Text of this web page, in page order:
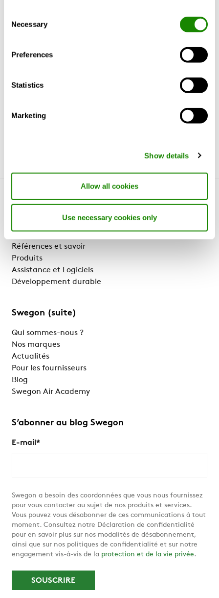
Selection
Necessary
Preferences
Statistics
Marketing
Show details
Allow all cookies
Use necessary cookies only
Puissance de refroidissement Pk(W/m)
FRB
Faisons connaissance
Références et savoir
Produits
Assistance et Logiciels
Développement durable
Swegon (suite)
Qui sommes-nous ?
Nos marques
Actualités
Pour les fournisseurs
Blog
Swegon Air Academy
S’abonner au blog Swegon
E-mail *
Swegon a besoin des coordonnées que vous nous fournissez
pour vous contacter au sujet de nos produits et services.
Vous pouvez vous désabonner de ces communications à tout
moment. Consultez notre Déclaration de confidentialité
pour en savoir plus sur nos modalités de désabonnement,
ainsi que sur nos politiques de confidentialité et sur notre
engagement vis-à-vis de la protection et de la vie privée.